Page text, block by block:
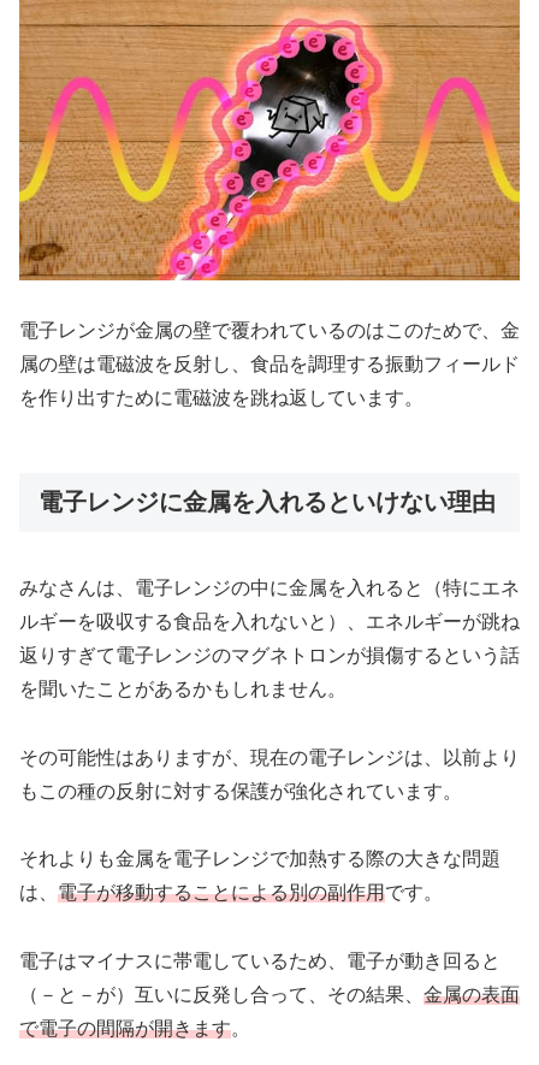
電子レンジが金属の壁で覆われているのはこのためで、金
属の壁は電磁波を反射し、食品を調理する振動フィールド
を作り出すために電磁波を跳ね返しています。
電子レンジに金属を入れるといけない理由
みなさんは、電子レンジの中に金属を入れると（特にエネ
ルギーを吸収する食品を入れないと）、エネルギーが跳ね
返りすぎて電子レンジのマグネトロンが損傷するという話
を聞いたことがあるかもしれません。
その可能性はありますが、現在の電子レンジは、以前より
もこの種の反射に対する保護が強化されています。
それよりも金属を電子レンジで加熱する際の大きな問題
は、 電子が移動することによる別の副作用です。
電子はマイナスに帯電しているため、電子が動き回ると
（－と－が）互いに反発し合って、その結果、 金属の表面
で電子の間隔が開きます。